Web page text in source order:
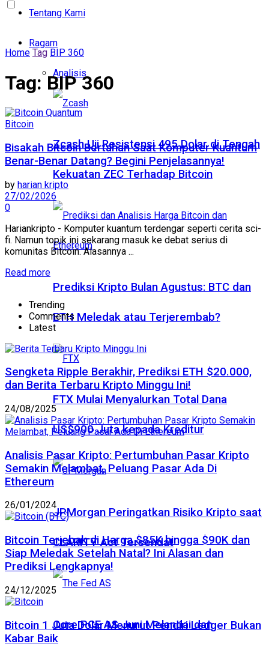
Tentang Kami
Ragam
Analisis
Zcash Uji Resistensi 495 Dolar di Tengah
Kekuatan ZEC Terhadap Bitcoin
Prediksi Kripto Bulan Agustus: BTC dan
ETH Meledak atau Terjerembab?
FTX Mulai Menyalurkan Total Dana
US$900 Juta kepada Kreditur
JPMorgan Peringatkan Risiko Kripto saat
CLARITY Act Tersendat
Core PCE AS Juni Melandai dan
Home Tag BIP 360
Tag:BIP 360
Bitcoin
Bisakah Bitcoin Bertahan Saat Komputer Kuantum
Benar-Benar Datang? Begini Penjelasannya!
by harian kripto
27/02/2026
0
Hariankripto - Komputer kuantum terdengar seperti cerita sci-
fi. Namun topik ini sekarang masuk ke debat serius di
komunitas Bitcoin. Alasannya ...
Read more
Trending
Comments
Latest
Sengketa Ripple Berakhir, Prediksi ETH $20.000,
dan Berita Terbaru Kripto Minggu Ini!
24/08/2025
Analisis Pasar Kripto: Pertumbuhan Pasar Kripto
Semakin Melambat, Peluang Pasar Ada Di
Ethereum
26/01/2024
Bitcoin Terjebak di Harga $85K hingga $90K dan
Siap Meledak Setelah Natal? Ini Alasan dan
Prediksi Lengkapnya!
24/12/2025
Bitcoin 1 Juta Dolar Menurut Pendiri Ledger Bukan
Kabar Baik